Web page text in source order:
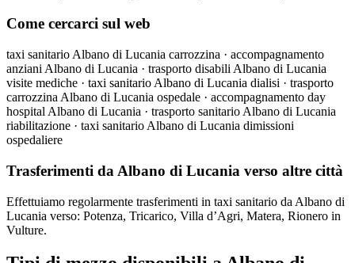
Come cercarci sul web
taxi sanitario Albano di Lucania carrozzina · accompagnamento
anziani Albano di Lucania · trasporto disabili Albano di Lucania
visite mediche · taxi sanitario Albano di Lucania dialisi · trasporto
carrozzina Albano di Lucania ospedale · accompagnamento day
hospital Albano di Lucania · trasporto sanitario Albano di Lucania
riabilitazione · taxi sanitario Albano di Lucania dimissioni
ospedaliere
Trasferimenti da Albano di Lucania verso altre città
Effettuiamo regolarmente trasferimenti in taxi sanitario da Albano di
Lucania verso: Potenza, Tricarico, Villa d’Agri, Matera, Rionero in
Vulture.